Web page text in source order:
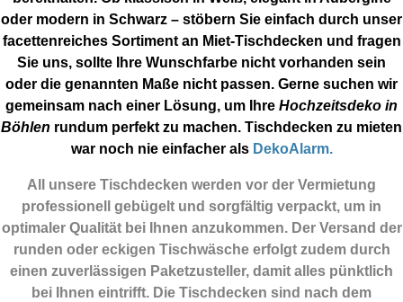
oder modern in Schwarz – stöbern Sie einfach durch unser
facettenreiches Sortiment an Miet-Tischdecken und fragen
Sie uns, sollte Ihre Wunschfarbe nicht vorhanden sein
oder die genannten Maße nicht passen. Gerne suchen wir
gemeinsam nach einer Lösung, um Ihre Hochzeitsdeko in
Böhlen rundum perfekt zu machen. Tischdecken zu mieten
war noch nie einfacher als DekoAlarm.
All unsere Tischdecken werden vor der Vermietung
professionell gebügelt und sorgfältig verpackt, um in
optimaler Qualität bei Ihnen anzukommen. Der Versand der
runden oder eckigen Tischwäsche erfolgt zudem durch
einen zuverlässigen Paketzusteller, damit alles pünktlich
bei Ihnen eintrifft. Die Tischdecken sind nach dem